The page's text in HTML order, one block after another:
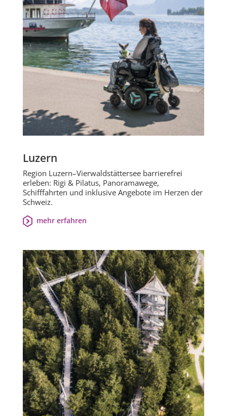
Luzern
Region Luzern–Vierwaldstättersee barrierefrei
erleben: Rigi & Pilatus, Panoramawege,
Schifffahrten und inklusive Angebote im Herzen der
Schweiz.
mehr erfahren